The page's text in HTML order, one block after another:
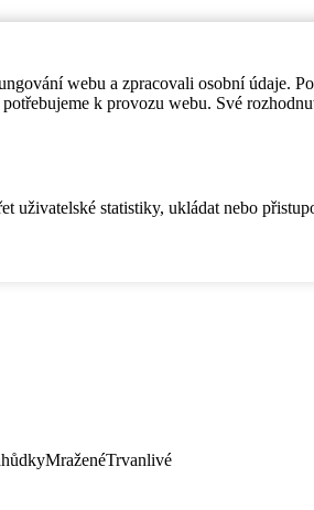
webu a zpracovali osobní údaje.
k provozu webu. Své
statistiky, ukládat nebo
MraženéTrvanlivé